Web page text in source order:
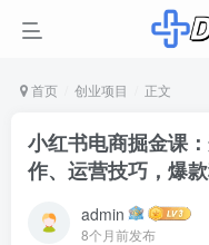
首页 创业项目 正文
小红书电商掘金课
作、运营技巧，爆
admin
8个月前发布